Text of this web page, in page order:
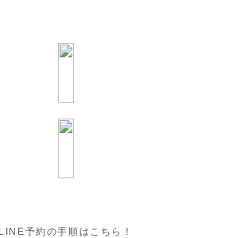
LINE予約の手順はこちら！